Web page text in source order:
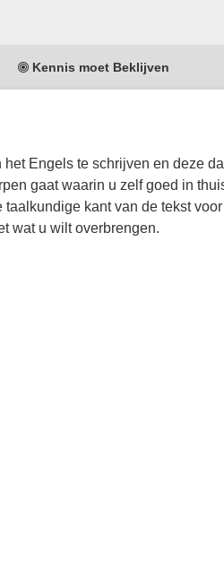
Kennis moet Beklijven
Engels te schrijven en deze
gaat waarin u zelf goed in
kant van de tekst
wat u wilt overbrengen.